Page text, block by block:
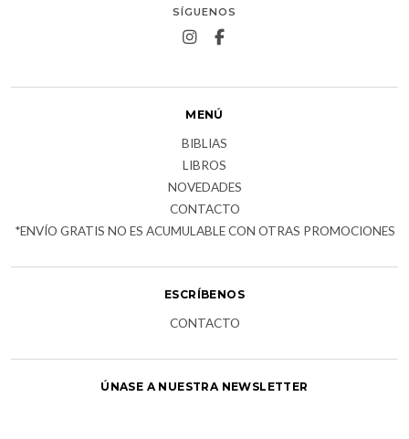
SÍGUENOS
MENÚ
BIBLIAS
LIBROS
NOVEDADES
CONTACTO
*ENVÍO GRATIS NO ES ACUMULABLE CON OTRAS PROMOCIONES
ESCRÍBENOS
CONTACTO
ÚNASE A NUESTRA NEWSLETTER